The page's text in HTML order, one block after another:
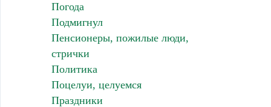
Погода
Подмигнул
Пенсионеры, пожилые люди,
стрички
Политика
Поцелуи, целуемся
Праздники